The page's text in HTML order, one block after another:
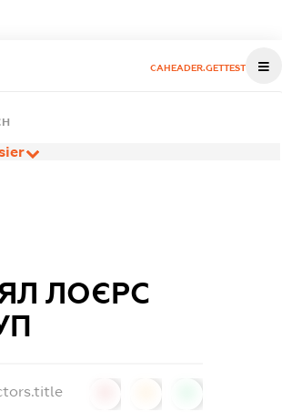
CAHEADER.GETTEST
ЛОЄРС